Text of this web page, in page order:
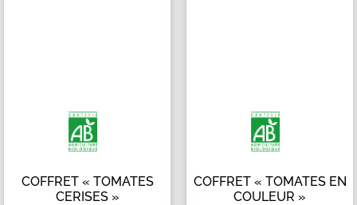
COFFRET « TOMATES
CERISES »
COFFRET « TOMATES EN
COULEUR »